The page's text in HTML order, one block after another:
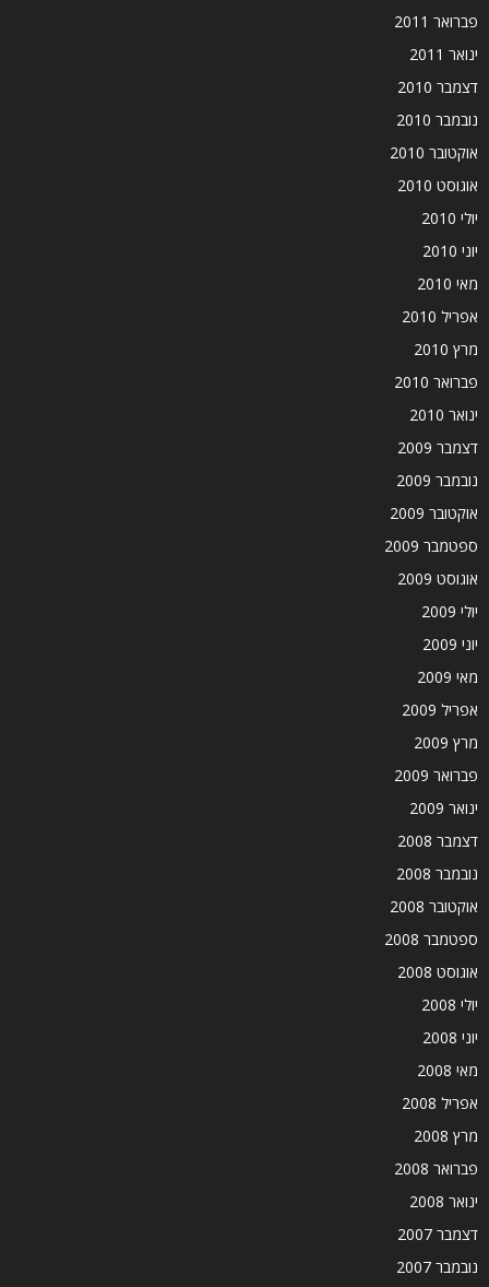
פברואר 2011
ינואר 2011
דצמבר 2010
נובמבר 2010
אוקטובר 2010
אוגוסט 2010
יולי 2010
יוני 2010
מאי 2010
אפריל 2010
מרץ 2010
פברואר 2010
ינואר 2010
דצמבר 2009
נובמבר 2009
אוקטובר 2009
ספטמבר 2009
אוגוסט 2009
יולי 2009
יוני 2009
מאי 2009
אפריל 2009
מרץ 2009
פברואר 2009
ינואר 2009
דצמבר 2008
נובמבר 2008
אוקטובר 2008
ספטמבר 2008
אוגוסט 2008
יולי 2008
יוני 2008
מאי 2008
אפריל 2008
מרץ 2008
פברואר 2008
ינואר 2008
דצמבר 2007
נובמבר 2007